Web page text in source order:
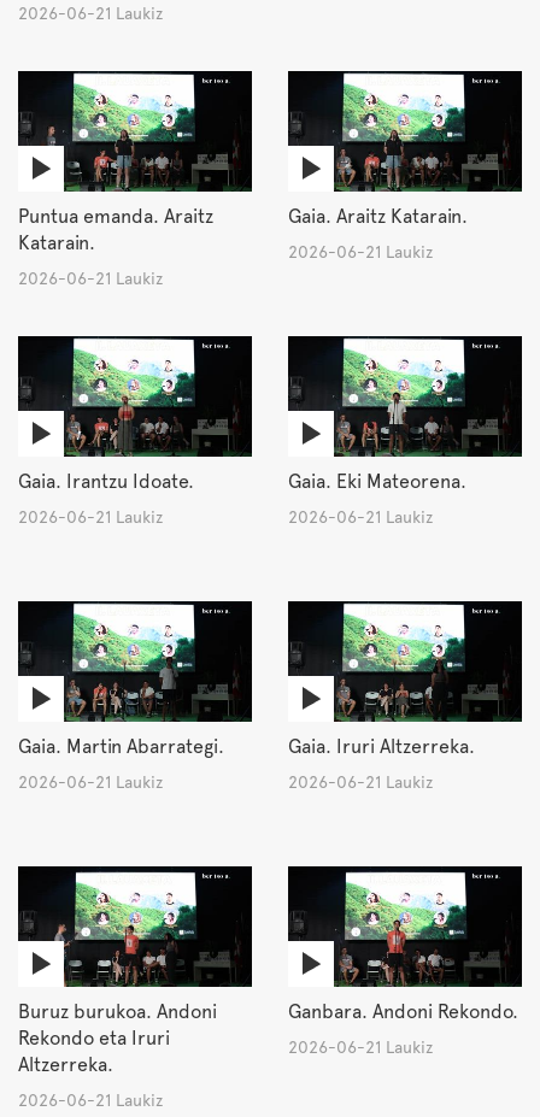
2026-06-21 Laukiz
Puntua emanda. Araitz
Katarain.
2026-06-21 Laukiz
Gaia. Araitz Katarain.
2026-06-21 Laukiz
Gaia. Irantzu Idoate.
2026-06-21 Laukiz
Gaia. Eki Mateorena.
2026-06-21 Laukiz
Gaia. Martin Abarrategi.
2026-06-21 Laukiz
Gaia. Iruri Altzerreka.
2026-06-21 Laukiz
Buruz burukoa. Andoni
Rekondo eta Iruri
Altzerreka.
2026-06-21 Laukiz
Ganbara. Andoni Rekondo.
2026-06-21 Laukiz